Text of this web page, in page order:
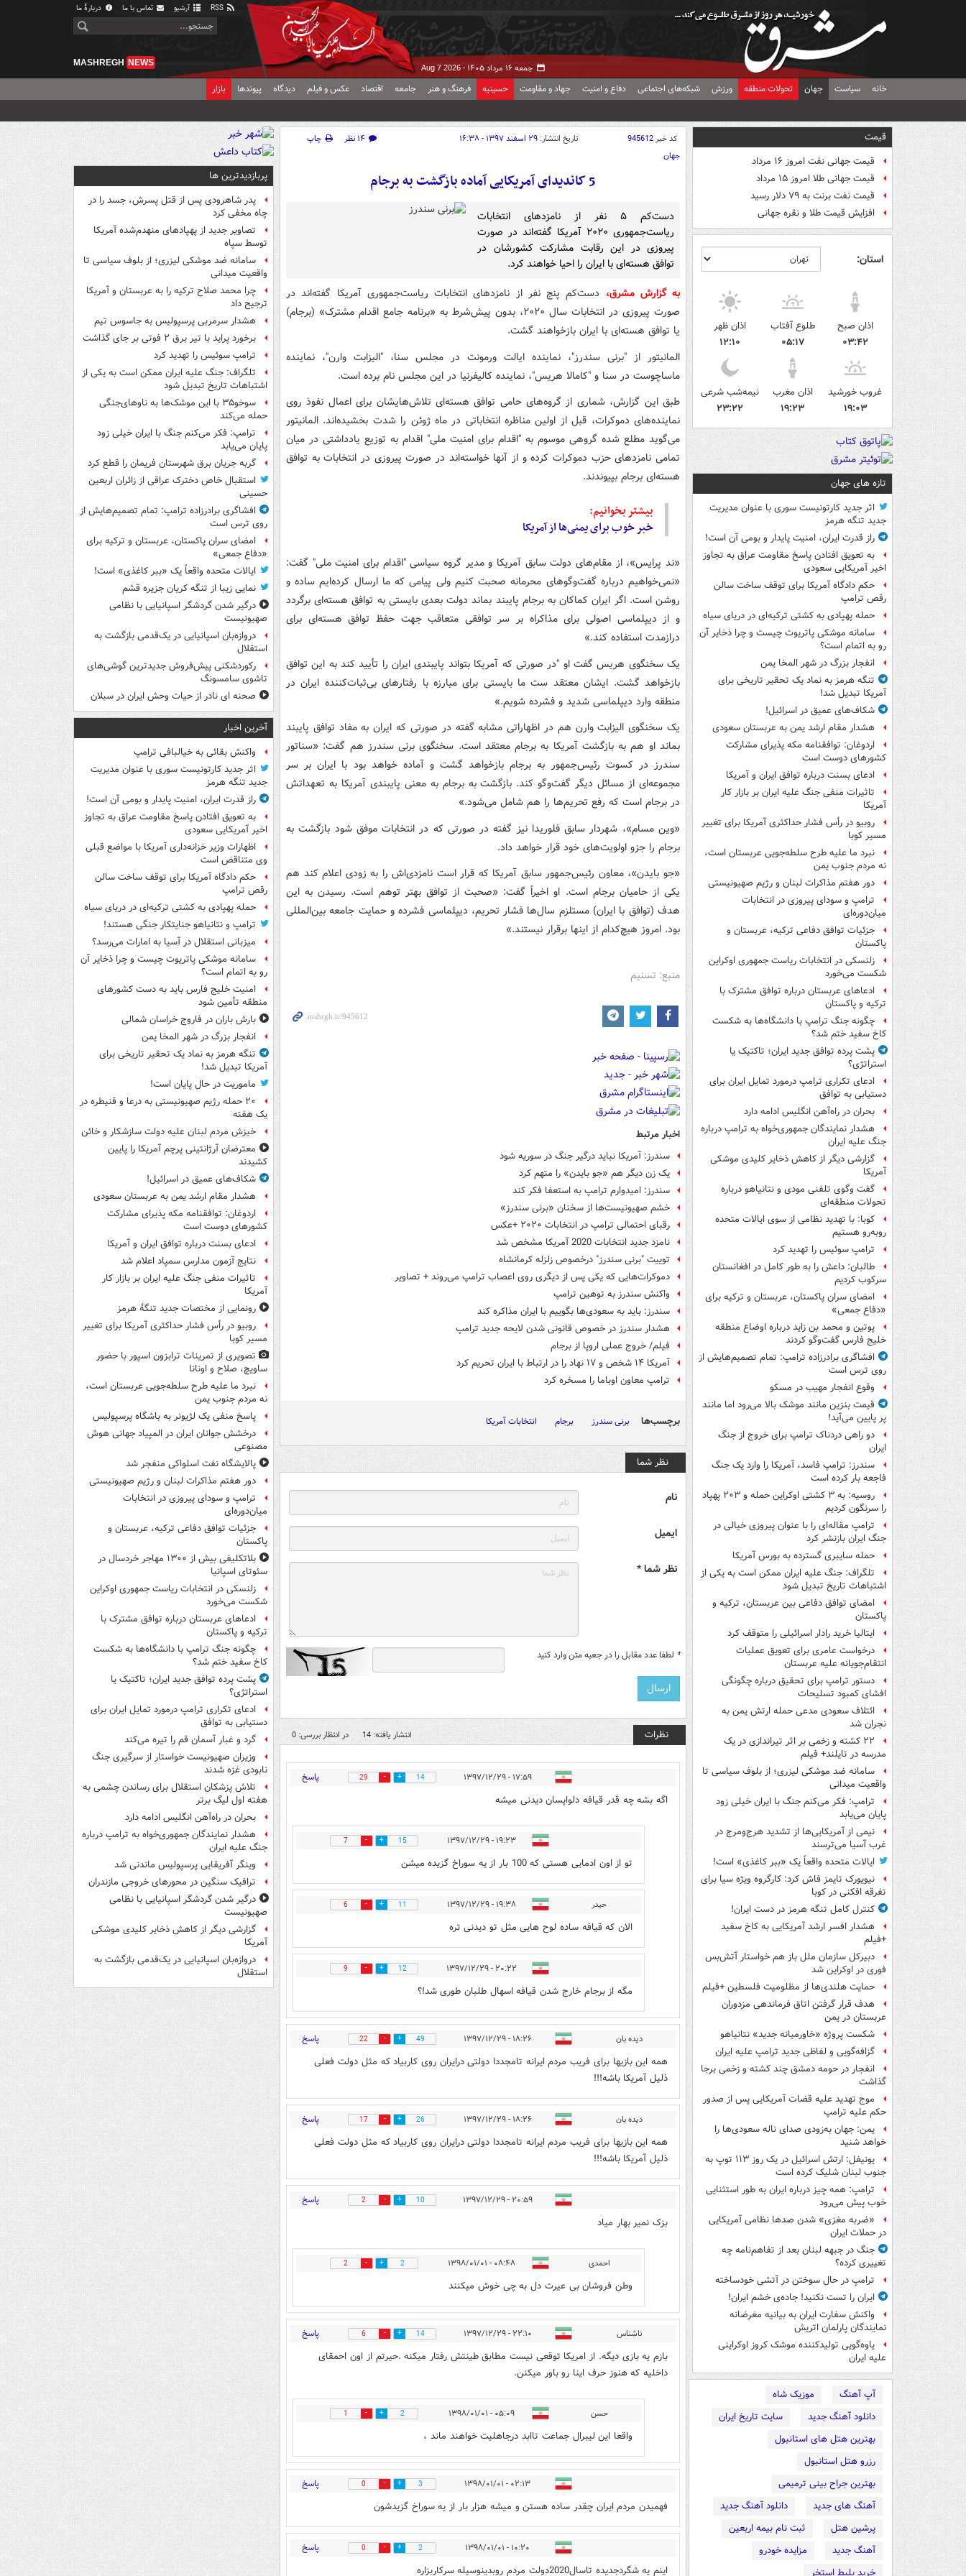
آرشیو تماس با ما دربارهٔ ما
جمعه ۱۶ مرداد ۱۴۰۵ - Aug 7 2026
MASHREGH NEWS
خانه سیاست جهان تحولات منطقه ورزش شبکه‌های اجتماعی دفاع و امنیت جهاد و مقاومت حسینیه فرهنگ و هنر جامعه اقتصاد عکس و فیلم دیدگاه پیوندها بازار
قیمت
قیمت جهانی نفت امروز ۱۶ مرداد
قیمت جهانی طلا امروز ۱۵ مرداد
قیمت نفت برنت به ۷۹ دلار رسید
افزایش قیمت طلا و نقره جهانی
استان:
اذان صبح
۰۳:۴۲
طلوع آفتاب
۰۵:۱۷
اذان ظهر
۱۲:۱۰
غروب خورشید
۱۹:۰۳
اذان مغرب
۱۹:۲۳
نیمه‌شب شرعی
۲۳:۲۲
تازه های جهان
اثر جدید کارتونیست سوری با عنوان مدیریت
جدید تنگه هرمز
راز قدرت ایران، امنیت پایدار و بومی آن است!
به تعویق افتادن پاسخ مقاومت عراق به تجاوز
اخیر آمریکایی سعودی
حکم دادگاه آمریکا برای توقف ساخت سالن
رقص ترامپ
حمله پهپادی به کشتی ترکیه‌ای در دریای سیاه
سامانه موشکی پاتریوت چیست و چرا ذخایر آن
رو به اتمام است؟
انفجار بزرگ در شهر المخا یمن
تنگه هرمز به نماد یک تحقیر تاریخی برای
آمریکا تبدیل شد!
شکاف‌های عمیق در اسرائیل!
هشدار مقام ارشد یمن به عربستان سعودی
اردوغان: توافقنامه مکه پذیرای مشارکت
کشورهای دوست است
ادعای بسنت درباره توافق ایران و آمریکا
تاثیرات منفی جنگ علیه ایران بر بازار کار
آمریکا
روبیو در رأس فشار حداکثری آمریکا برای تغییر
مسیر کوبا
نبرد ما علیه طرح سلطه‌جویی عربستان است،
نه مردم جنوب یمن
دور هفتم مذاکرات لبنان و رژیم صهیونیستی
ترامپ و سودای پیروزی در انتخابات
میان‌دوره‌ای
جزئیات توافق دفاعی ترکیه، عربستان و
پاکستان
زلنسکی در انتخابات ریاست جمهوری اوکراین
شکست می‌خورد
ادعاهای عربستان درباره توافق مشترک با
ترکیه و پاکستان
چگونه جنگ ترامپ با دانشگاه‌ها به شکست
کاخ سفید ختم شد؟
پشت پرده توافق جدید ایران؛ تاکتیک یا
استراتژی؟
ادعای تکراری ترامپ درمورد تمایل ایران برای
دستیابی به توافق
بحران در راه‌آهن انگلیس ادامه دارد
هشدار نمایندگان جمهوری‌خواه به ترامپ درباره
جنگ علیه ایران
گزارشی دیگر از کاهش ذخایر کلیدی موشکی
آمریکا
گفت وگوی تلفنی مودی و نتانیاهو درباره
تحولات منطقه‌ای
کوبا: با تهدید نظامی از سوی ایالات متحده
روبه‌رو هستیم
ترامپ سوئیس را تهدید کرد
طالبان: داعش را به طور کامل در افغانستان
سرکوب کردیم
امضای سران پاکستان، عربستان و ترکیه برای
«دفاع جمعی»
پوتین و محمد بن زاید درباره اوضاع منطقه
خلیج فارس گفت‌وگو کردند
افشاگری برادرزاده ترامپ: تمام تصمیم‌هایش از
روی ترس است
وقوع انفجار مهیب در مسکو
قیمت بنزین مانند موشک بالا می‌رود اما مانند
پر پایین می‌آید!
دو راهی دردناک ترامپ برای خروج از جنگ
ایران
سندرز: ترامپ فاسد، آمریکا را وارد یک جنگ
فاجعه بار کرده است
روسیه: به ۳ کشتی اوکراین حمله و ۲۰۳ پهپاد
را سرنگون کردیم
ترامپ مقاله‌ای را با عنوان پیروزی خیالی در
جنگ ایران بازنشر کرد
حمله سایبری گسترده به بورس آمریکا
تلگراف: جنگ علیه ایران ممکن است به یکی از
اشتباهات تاریخ تبدیل شود
امضای توافق دفاعی بین عربستان، ترکیه و
پاکستان
ایتالیا خرید رادار اسرائیلی را متوقف کرد
درخواست عامری برای تعویق عملیات
انتقام‌جویانه علیه عربستان
دستور ترامپ برای تحقیق درباره چگونگی
افشای کمبود تسلیحات
ائتلاف سعودی مدعی حمله ارتش یمن به
نجران شد
۲۲ کشته و زخمی بر اثر تیراندازی در یک
مدرسه در تایلند+ فیلم
سامانه ضد موشکی لیزری؛ از بلوف سیاسی تا
واقعیت میدانی
ترامپ: فکر می‌کنم جنگ با ایران خیلی زود
پایان می‌یابد
نیمی از آمریکایی‌ها از تشدید هرج‌ومرج در
غرب آسیا می‌ترسند
ایالات متحده واقعاً یک «ببر کاغذی» است!
نیویورک تایمز فاش کرد: کارگروه ویژه سیا برای
تفرقه افکنی در کوبا
کنترل کامل تنگه هرمز در دست ایران!
هشدار افسر ارشد آمریکایی به کاخ سفید
+فیلم
دبیرکل سازمان ملل باز هم خواستار آتش‌بس
فوری در اوکراین شد
حمایت هلندی‌ها از مظلومیت فلسطین +فیلم
هدف قرار گرفتن اتاق‌ فرماندهی مزدوران
عربستان در یمن
شکست پروژه «خاورمیانه جدید» نتانیاهو
گزافه‌گویی و لفاظی جدید ترامپ علیه ایران
انفجار در حومه دمشق چند کشته و زخمی برجا
گذاشت
موج تهدید علیه قضات آمریکایی پس از صدور
حکم علیه ترامپ
یمن: جهان به‌زودی صدای ناله سعودی‌ها را
خواهد شنید
یونیفل: ارتش اسرائیل در یک روز ۱۱۳ توپ به
جنوب لبنان شلیک کرده است
ترامپ: همه چیز درباره ایران به طور استثنایی
خوب پیش می‌رود
«ضربه مغزی» شدن صدها نظامی آمریکایی
در حملات ایران
جنگ در جبهه لبنان بعد از تفاهم‌نامه چه
تغییری کرده؟
ترامپ در حال سوختن در آتشی خودساخته
ایران را تست نکنید! جاده‌ی خشم ایران!
واکنش سفارت ایران به بیانیه مغرضانه
نمایندگان پارلمان اتریش
یاوه‌گویی تولیدکننده موشک کروز اوکراینی
علیه ایران
آپ آهنگ
موزیک شاه
دانلود آهنگ جدید
سایت تاریخ ایران
بهترین هتل های استانبول
رزرو هتل استانبول
بهترین جراح بینی ترمیمی
آهنگ های جدید
دانلود آهنگ جدید
پرشین هتل
ثبت نام بیمه اربعین
آهنگ جدید
مزایده خودرو
کد خبر945612 تاریخ انتشار: ۲۹ اسفند ۱۳۹۷ - ۱۶:۳۸ ۱۴ نظر
چاپ
جهان
5 کاندیدای آمریکایی آماده بازگشت به برجام
دست‌کم ۵ نفر از نامزدهای انتخابات
ریاست‌جمهوری ۲۰۲۰ آمریکا گفته‌اند در صورت
پیروزی در این رقابت مشارکت کشورشان در
توافق هسته‌ای با ایران را احیا خواهند کرد.
به گزارش مشرق، دست‌کم پنج نفر از نامزدهای انتخابات ریاست‌جمهوری آمریکا گفته‌اند در
صورت پیروزی در انتخابات سال ۲۰۲۰، بدون پیش‌شرط به «برنامه جامع اقدام مشترک» (برجام)
یا توافق هسته‌ای با ایران بازخواهند گشت.
المانیتور از "برنی سندرز"، نماینده ایالت ورمونت در مجلس سنا، "الیزابت وارن"، نماینده
ماساچوست در سنا و "کامالا هریس"، نماینده کالیفرنیا در این مجلس نام برده است.
طبق این گزارش، شماری از گروه‌های حامی توافق هسته‌ای تلاش‌هایشان برای اعمال نفوذ روی
نماینده‌های دموکرات، قبل از اولین مناظره انتخاباتی در ماه ژوئن را شدت بخشیده‌اند. المانیتور
می‌گوید مطلع شده گروهی موسوم به "اقدام برای امنیت ملی" اقدام به توزیع یادداشتی در میان
تمامی نامزدهای حزب دموکرات کرده و از آنها خواسته‌اند در صورت پیروزی در انتخابات به توافق
هسته‌ای برجام بپیوندند.
بیشتر بخوانیم:
خبر خوب برای یمنی‌ها از آمریکا
«ند پرایس»، از مقام‌های دولت سابق آمریکا و مدیر گروه سیاسی "اقدام برای امنیت ملی" گفت:
«نمی‌خواهیم درباره گفت‌وگوهای محرمانه صحبت کنیم ولی پیامی که ما ارسال کرده‌ایم ساده و
روشن است. اگر ایران کماکان به برجام پایبند بماند دولت بعدی بایستی به توافق هسته‌ای برگردد
و از دیپلماسی اصولی برای مذاکراه بر سر توافقی متعاقب جهت حفظ توافق هسته‌ای برای
درازمدت استفاده کند.»
یک سخنگوی هریس گفت او "در صورتی که آمریکا بتواند پایبندی ایران را تأیید کند به این توافق
بازخواهد گشت. ایشان معتقد ست ما بایستی برای مبارزه با رفتارهای بی‌ثبات‌کننده ایران در
منطقه وارد دیپلماسی شدید و فشرده شویم.»
یک سخنگوی الیزابت وارن هم در اظهاراتی مشابه گفته در صورتی که ایران به مفاد توافق پایبند
بماند او هم به بازگشت آمریکا به برجام معتقد است. سخنگوی برنی سندرز هم گفت: «سناتور
سندرز در کسوت رئیس‌جمهور به برجام بازخواهد گشت و آماده خواهد بود با ایران بر سر
مجموعه‌ای از مسائل دیگر گفت‌وگو کند. بازگشت به برجام به معنی پایبندی آمریکا به تعهداتش
در برجام است که رفع تحریم‌ها را هم شامل می‌شود.»
«وین مسام»، شهردار سابق فلوریدا نیز گفته در صورتی که در انتخابات موفق شود بازگشت به
برجام را جزو اولویت‌های خود قرار خواهد داد.
«جو بایدن»، معاون رئیس‌جمهور سابق آمریکا که قرار است نامزدی‌اش را به زودی اعلام کند هم
یکی از حامیان برجام است. او اخیراً گفت: «صحبت از توافق بهتر توهم است. رسیدن به این
هدف (توافق با ایران) مستلزم سال‌ها فشار تحریم‌، دیپلماسی فشرده و حمایت جامعه بین‌المللی
بود. امروز هیچ‌کدام از اینها برقرار نیستند.»
منبع: تسنیم
اخبار مرتبط
سندرز: آمریکا نباید درگیر جنگ در سوریه شود
یک زن دیگر هم «جو بایدن» را متهم کرد
سندرز: امیدوارم ترامپ به استعفا فکر کند
خشم صهیونیست‌ها از سخنان «برنی سندرز»
رقبای احتمالی ترامپ در انتخابات ۲۰۲۰ +عکس
نامزد جدید انتخابات 2020 آمریکا مشخص شد
توییت "برنی سندرز" درخصوص زلزله کرمانشاه
دموکرات‌هایی که یکی پس از دیگری روی اعصاب ترامپ می‌روند + تصاویر
واکنش سندرز به توهین ترامپ
سندرز: باید به سعودی‌ها بگوییم با ایران مذاکره کند
هشدار سندرز در خصوص قانونی شدن لایحه جدید ترامپ
فیلم/ خروج عملی اروپا از برجام
آمریکا ۱۴ شخص و ۱۷ نهاد را در ارتباط با ایران تحریم کرد
ترامپ معاون اوباما را مسخره کرد
برچسب‌ها برنی سندرز برجام انتخابات آمریکا
نظر شما
نام
ایمیل
نظر شما *
* لطفا عدد مقابل را در جعبه متن وارد کنید
نظرات انتشار یافته: 14 در انتظار بررسی: 0
۱۷:۵۹ - ۱۳۹۷/۱۲/۲۹ 14
29 پاسخ
اگه بشه چه قدر قیافه دلواپسان دیدنی میشه
۱۹:۲۳ - ۱۳۹۷/۱۲/۲۹ 15
7
تو از اون ادمایی هستی که 100 بار از یه سوراخ گزیده میشن
حیدر ۱۹:۳۸ - ۱۳۹۷/۱۲/۲۹ 11
6
الان که قیافه ساده لوح هایی مثل تو دیدنی تره
۲۰:۲۲ - ۱۳۹۷/۱۲/۲۹ 12
9
مگه از برجام خارج شدن قیافه اسهال طلبان طوری شد!؟
دیده بان ۱۸:۲۶ - ۱۳۹۷/۱۲/۲۹ 49
22 پاسخ
همه این بازیها برای فریب مردم ایرانه تامجددا دولتی درایران روی کاربیاد که مثل دولت فعلی
ذلیل آمریکا باشه!!!
دیده بان ۱۸:۲۶ - ۱۳۹۷/۱۲/۲۹ 26
17 پاسخ
همه این بازیها برای فریب مردم ایرانه تامجددا دولتی درایران روی کاربیاد که مثل دولت فعلی
ذلیل آمریکا باشه!!!
۲۰:۵۹ - ۱۳۹۷/۱۲/۲۹ 10
2 پاسخ
بزک نمیر بهار میاد
احمدی ۰۸:۴۸ - ۱۳۹۸/۰۱/۰۱ 2
2
وطن فروشان بی عیرت دل به چی خوش میکنند
ناشناس ۲۲:۱۰ - ۱۳۹۷/۱۲/۲۹ 14
6 پاسخ
بازم یه بازی دیگه. از امریکا توقعی نیست مطابق طینتش رفتار میکنه .حیرتم از اون احمقای
داخلیه که هنوز حرف اینا رو باور میکنن.
حسن ۰۵:۰۹ - ۱۳۹۸/۰۱/۰۱ 2
1
واقعا این لیبرال جماعت تاابد درجاهلیت خواهند ماند ،
۰۲:۱۳ - ۱۳۹۸/۰۱/۰۱ 3
0 پاسخ
فهمیدن مردم ایران چقدر ساده هستن و میشه هزار بار از یه سوراخ گزیدشون
۱۰:۲۰ - ۱۳۹۸/۰۱/۰۱ 2
0 پاسخ
اینم یه شگردجدیده تاسال2020دولت مردم روبدینوسیله سرکاربزاره
پربازدیدترین ها
پدر شاهرودی پس از قتل پسرش، جسد را در
چاه مخفی کرد
تصاویر جدید از پهپادهای منهدم‌شده آمریکا
توسط سپاه
سامانه ضد موشکی لیزری؛ از بلوف سیاسی تا
واقعیت میدانی
چرا محمد صلاح ترکیه را به عربستان و آمریکا
ترجیح داد
هشدار سرمربی پرسپولیس به جاسوس تیم
برخورد پراید با تیر برق ۲ فوتی بر جای گذاشت
ترامپ سوئیس را تهدید کرد
تلگراف: جنگ علیه ایران ممکن است به یکی از
اشتباهات تاریخ تبدیل شود
سوخو۳۵ با این موشک‌ها به ناوهای‌جنگی
حمله می‌کند
ترامپ: فکر می‌کنم جنگ با ایران خیلی زود
پایان می‌یابد
گربه جریان برق شهرستان فریمان را قطع کرد
استقبال خاص دخترک عراقی از زائران اربعین
حسینی
افشاگری برادرزاده ترامپ: تمام تصمیم‌هایش از
روی ترس است
امضای سران پاکستان، عربستان و ترکیه برای
«دفاع جمعی»
ایالات متحده واقعاً یک «ببر کاغذی» است!
نمایی زیبا از تنگه کریان جزیره قشم
درگیر شدن گردشگر اسپانیایی با نظامی
صهیونیست
دروازه‌بان اسپانیایی در یک‌قدمی بازگشت به
استقلال
رکوردشکنی پیش‌فروش جدیدترین گوشی‌های
تاشوی سامسونگ
صحنه ای نادر از حیات وحش ایران در سبلان
آخرین اخبار
واکنش بقائی به خیالبافی ترامپ
اثر جدید کارتونیست سوری با عنوان مدیریت
جدید تنگه هرمز
راز قدرت ایران، امنیت پایدار و بومی آن است!
به تعویق افتادن پاسخ مقاومت عراق به تجاوز
اخیر آمریکایی سعودی
اظهارات وزیر خزانه‌داری آمریکا با مواضع قبلی
وی متناقض است
حکم دادگاه آمریکا برای توقف ساخت سالن
رقص ترامپ
حمله پهپادی به کشتی ترکیه‌ای در دریای سیاه
ترامپ و نتانیاهو جنایتکار جنگی هستند!
میزبانی استقلال در آسیا به امارات می‌رسد؟
سامانه موشکی پاتریوت چیست و چرا ذخایر آن
رو به اتمام است؟
امنیت خلیج فارس باید به دست کشورهای
منطقه تأمین شود
بارش باران در فاروج خراسان شمالی
انفجار بزرگ در شهر المخا یمن
تنگه هرمز به نماد یک تحقیر تاریخی برای
آمریکا تبدیل شد!
ماموریت در حال پایان است!
۲۰ حمله رژیم صهیونیستی به درعا و قنیطره در
یک هفته
خیزش مردم لبنان علیه دولت سازشکار و خائن
معترضان آرژانتینی پرچم آمریکا را پایین
کشیدند
شکاف‌های عمیق در اسرائیل!
هشدار مقام ارشد یمن به عربستان سعودی
اردوغان: توافقنامه مکه پذیرای مشارکت
کشورهای دوست است
ادعای بسنت درباره توافق ایران و آمریکا
نتایج آزمون مدارس سمپاد اعلام شد
تاثیرات منفی جنگ علیه ایران بر بازار کار
آمریکا
رونمایی از مختصات جدید تنگۀ هرمز
روبیو در رأس فشار حداکثری آمریکا برای تغییر
مسیر کوبا
تصویری از تمرینات ترابزون اسپور با حضور
ساویچ، صلاح و اونانا
نبرد ما علیه طرح سلطه‌جویی عربستان است،
نه مردم جنوب یمن
پاسخ منفی یک لژیونر به باشگاه پرسپولیس
درخشش جوانان ایران در المپیاد جهانی هوش
مصنوعی
پالایشگاه نفت اسلواکی منفجر شد
دور هفتم مذاکرات لبنان و رژیم صهیونیستی
ترامپ و سودای پیروزی در انتخابات
میان‌دوره‌ای
جزئیات توافق دفاعی ترکیه، عربستان و
پاکستان
بلاتکلیفی بیش از ۱۳۰۰ مهاجر خردسال در
سئوتای اسپانیا
زلنسکی در انتخابات ریاست جمهوری اوکراین
شکست می‌خورد
ادعاهای عربستان درباره توافق مشترک با
ترکیه و پاکستان
چگونه جنگ ترامپ با دانشگاه‌ها به شکست
کاخ سفید ختم شد؟
پشت پرده توافق جدید ایران؛ تاکتیک یا
استراتژی؟
ادعای تکراری ترامپ درمورد تمایل ایران برای
دستیابی به توافق
گرد و غبار آسمان قم را تیره می‌کند
وزیران صهیونیست خواستار از سرگیری جنگ
نابودی غزه شدند
تلاش پزشکان استقلال برای رساندن چشمی به
هفته اول لیگ برتر
بحران در راه‌آهن انگلیس ادامه دارد
هشدار نمایندگان جمهوری‌خواه به ترامپ درباره
جنگ علیه ایران
وینگر آفریقایی پرسپولیس ماندنی شد
ترافیک سنگین در محورهای خروجی مازندران
درگیر شدن گردشگر اسپانیایی با نظامی
صهیونیست
گزارشی دیگر از کاهش ذخایر کلیدی موشکی
آمریکا
دروازه‌بان اسپانیایی در یک‌قدمی بازگشت به
استقلال